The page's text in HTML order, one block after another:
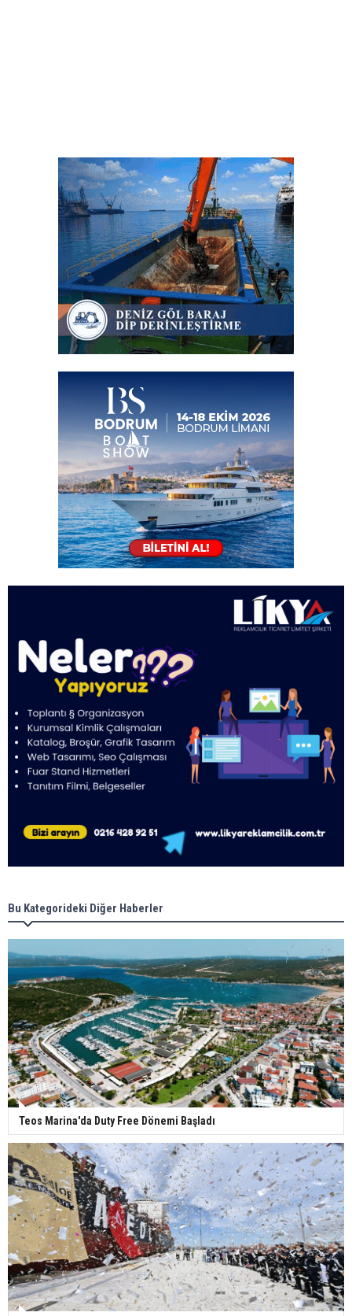
Bu Kategorideki Diğer Haberler
Teos Marina'da Duty Free Dönemi Başladı